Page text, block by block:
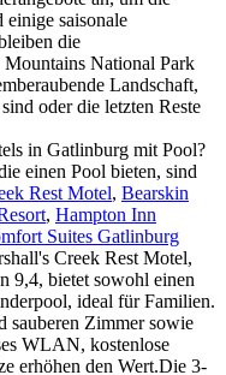
saisonale
die
National Park
Landschaft,
oder die letzten Reste
in Gatlinburg mit Pool?
einen Pool bieten, sind
Rest Motel, Bearskin
, Hampton Inn
Suites Gatlinburg
Creek Rest Motel,
9,4, bietet sowohl einen
ideal für Familien.
sauberen Zimmer sowie
WLAN, kostenlose
erhöhen den Wert.Die 3-